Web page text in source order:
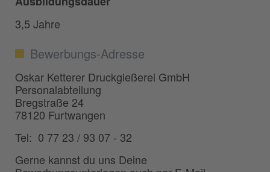
3,5 Jahre
Bewerbungs-Adresse
Oskar Ketterer Druckgießerei GmbH
Personalabteilung
Bregstraße 24
78120 Furtwangen
Tel: 0 77 23 / 93 07 - 32
Gerne kannst du uns Deine